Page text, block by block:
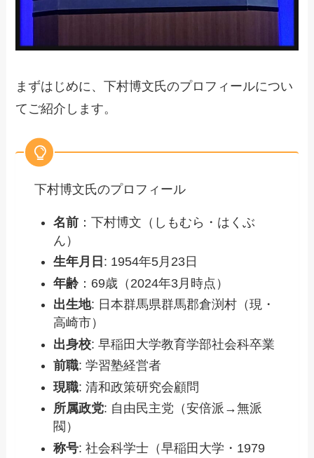
まずはじめに、下村博文氏のプロフィールについ
てご紹介します。
下村博文氏のプロフィール
名前 ：下村博文（しもむら・はくぶ
ん）
生年月日 : 1954年5月23日
年齢：69歳（2024年3月時点）
出生地: 日本群馬県群馬郡倉渕村（現・
高崎市）
出身校: 早稲田大学教育学部社会科卒業
前職: 学習塾経営者
現職: 清和政策研究会顧問
所属政党: 自由民主党（安倍派→無派
閥）
称号: 社会科学士（早稲田大学・1979